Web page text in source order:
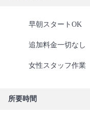
早朝スタートOK
追加料金一切なし
女性スタッフ作業
所要時間